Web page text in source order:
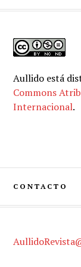
Aullidoestá
Commons
Internacional.
CONTACTO